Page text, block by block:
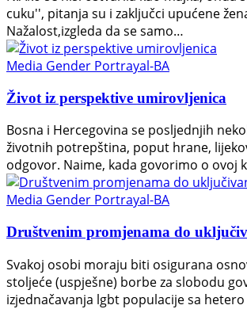
cuku'', pitanja su i zaključci upućene
Nažalost,izgleda da se samo…
Media Gender Portrayal-BA
Život iz perspektive umirovljenica
Bosna i Hercegovina se posljednjih
životnih potrepština, poput hrane,
odgovor. Naime, kada govorimo o
Media Gender Portrayal-BA
Društvenim promjenama do
Svakoj osobi moraju biti osigurana
stoljeće (uspješne) borbe za slobodu
izjednačavanja lgbt populacije sa